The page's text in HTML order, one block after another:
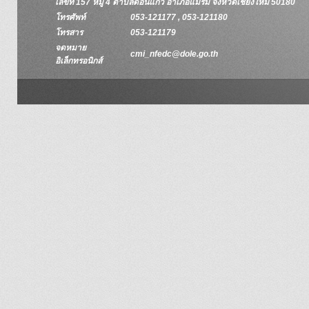
เลขที่ 157 หมู่ 4 ตำบลดอนแก้ว อำเภอแม่ริม จังหวัดเชียงใหม่ 50180
โทรศัพท์
053-121177 , 053-121180
โทรสาร
053-121179
จดหมาย
อิเล็กทรอนิกส์
cmi_nfedc@dole.go.th